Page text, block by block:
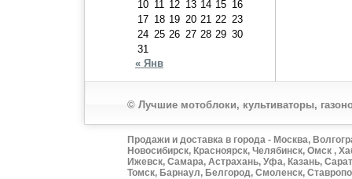
10 11 12 13 14 15 16
17 18 19 20 21 22 23
24 25 26 27 28 29 30
31
« Янв
© Лучшие мотоблоки, культиваторы,
Продажи и доставка в города - Москва,
Новосибирск, Красноярск, Челябинск, Омск ,
Ижевск, Самара, Астрахань, Уфа, Казань,
Томск, Барнаул, Белгород, Смоленск,